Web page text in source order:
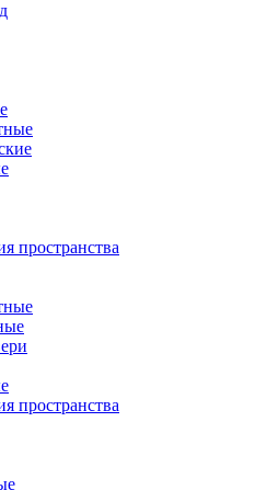
пространства
пространства